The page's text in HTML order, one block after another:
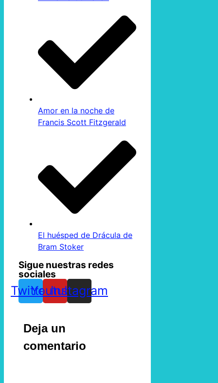
Amor en la noche de
Francis Scott Fitzgerald
El huésped de Drácula de
Bram Stoker
Sigue nuestras redes
sociales
TwitterYoutube
Instagram
Deja un
comentario